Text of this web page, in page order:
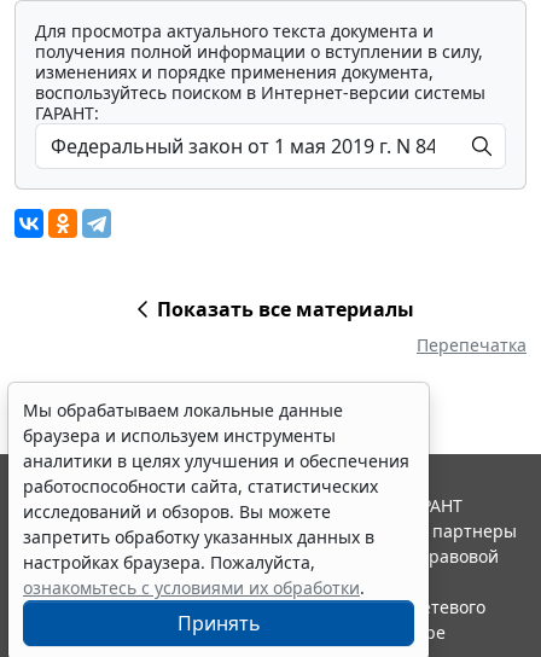
Для просмотра актуального текста документа и
получения полной информации о вступлении в силу,
изменениях и порядке применения документа,
воспользуйтесь поиском в Интернет-версии системы
ГАРАНТ:
Показать все материалы
Перепечатка
Мы обрабатываем локальные данные
браузера и используем инструменты
аналитики в целях улучшения и обеспечения
работоспособности сайта, статистических
исследований и обзоров. Вы можете
запретить обработку указанных данных в
настройках браузера. Пожалуйста,
ознакомьтесь с условиями их обработки.
Принять
© ООО "НПП "ГАРАНТ-СЕРВИС", 2026. Система ГАРАНТ
выпускается с 1990 года. Компания "Гарант" и ее партнеры
являются участниками Российской ассоциации правовой
информации ГАРАНТ.
Портал ГАРАНТ.РУ зарегистрирован в качестве сетевого
издания Федеральной службой по надзору в сфере